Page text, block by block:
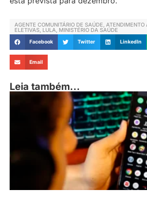
AGENTE COMUNITÁRIO DE SAÚDE, ATENDIMENTO
ELETIVAS, LULA, MINISTÉRIO DA SAÚDE
Facebook Twitter LinkedIn
Email
Leia também...